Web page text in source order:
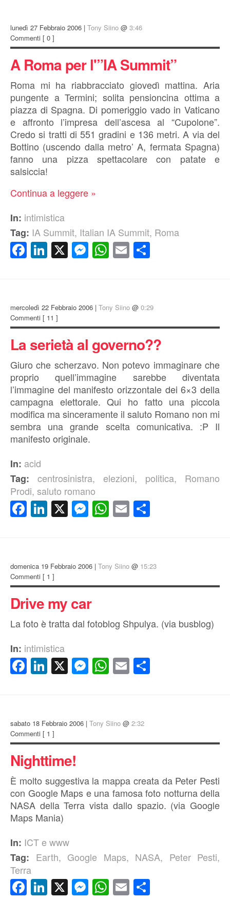
lunedì 27 Febbraio 2006 | Tony Siino @ 3:46
Commenti [ 0 ]
A Roma per l'”IA Summit”
Roma mi ha riabbracciato giovedì mattina. Aria
pungente a Termini; solita pensioncina ottima a
piazza di Spagna. Di pomeriggio vado in Vaticano
e affronto l’impresa dell’ascesa al “Cupolone”.
Credo si tratti di 551 gradini e 136 metri. A via del
Bottino (uscendo dalla metro’ A, fermata Spagna)
fanno una pizza spettacolare con patate e
salsiccia!
Continua a leggere »
In: intimistica
Tag: IA Summit, Italian IA Summit, Roma
Facebook
LinkedIn
X Messenger
WhatsApp
Email
mercoledì 22 Febbraio 2006 | Tony Siino @ 0:29
Commenti [ 11 ]
La serietà al governo??
Giuro che scherzavo. Non potevo immaginare che
proprio quell’immagine sarebbe diventata
l’immagine del manifesto orizzontale dei 6×3 della
campagna elettorale. Qui ho fatto una piccola
modifica ma sinceramente il saluto Romano non mi
sembra una grande scelta comunicativa. :P Il
manifesto originale.
In: acid
Tag:
centrosinistra, elezioni, politica, Romano
Prodi, saluto romano
Facebook
LinkedIn
X Messenger
WhatsApp
Email
domenica 19 Febbraio 2006 | Tony Siino @ 15:23
Commenti [ 1 ]
Drive my car
La foto è tratta dal fotoblog Shpulya. (via busblog)
In: intimistica
Facebook
LinkedIn
X Messenger
WhatsApp
Email
sabato 18 Febbraio 2006 | Tony Siino @ 2:32
Commenti [ 1 ]
Nighttime!
È molto suggestiva la mappa creata da Peter Pesti
con Google Maps e una famosa foto notturna della
NASA della Terra vista dallo spazio. (via Google
Maps Mania)
In: ICT e www
Tag: Earth, Google Maps, NASA, Peter Pesti,
Terra
Facebook
LinkedIn
X Messenger
WhatsApp
Email